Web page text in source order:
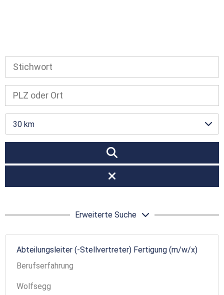
30 km
Erweiterte Suche
Abteilungsleiter (-Stellvertreter) Fertigung (m/w/x)
Berufserfahrung
Wolfsegg